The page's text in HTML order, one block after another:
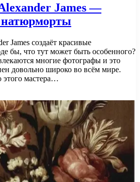
James —
James создаёт красивые
бы, что тут может быть особенного?
многие фотографы и это
довольно широко во всём мире.
этого мастера…